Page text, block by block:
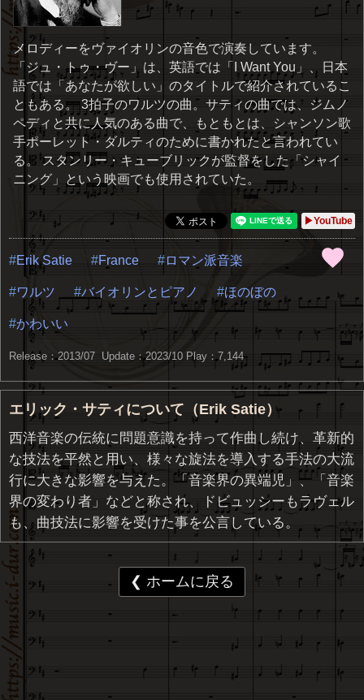
メロディーをヴァイオリンの音色で演奏しています。
「ジュ・トゥ・ヴー」は、英語では「I Want You」、日本
語では「あなたが欲しい」のタイトルで紹介されているこ
ともある。 3拍子のワルツの曲。サティの曲では、ジムノ
ペディと共に人気のある曲で、もともとは、シャンソン歌
手ポーレット・ダルティのために書かれたと言われてい
る。 スタンリー・キューブリックが監督をした「シャイ
ニング」という映画でも使用されていた。
▶YouTube
Erik Satie France ロマン派音楽
ワルツ バイオリンとピアノ ほのぼの
かわいい
Release：2013/07 Update：2023/10 Play：7,144
エリック・サティについて（Erik Satie）
西洋音楽の伝統に問題意識を持って作曲し続け、革新的
な技法を平然と用い、様々な旋法を導入する手法の大流
行に大きな影響を与えた。「音楽界の異端児」、「音楽
界の変わり者」などと称され、ドビュッシーもラヴェル
も、曲技法に影響を受けた事を公言している。
❮ ホームに戻る